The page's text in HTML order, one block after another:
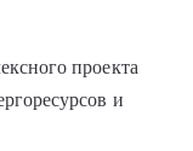
проекта
и